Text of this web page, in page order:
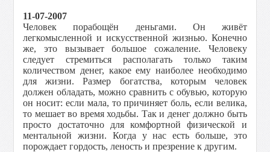
11-07-2007
Человек порабощён деньгами. Он живёт
легкомысленной и искусственной жизнью. Конечно
же, это вызывает большое сожаление. Человеку
следует стремиться располагать только таким
количеством денег, какое ему наиболее необходимо
для жизни. Размер богатства, которым человек
должен обладать, можно сравнить с обувью, которую
он носит: если мала, то причиняет боль, если велика,
то мешает во время ходьбы. Так и денег должно быть
просто достаточно для комфортной физической и
ментальной жизни. Когда у нас есть больше, это
порождает гордость, леность и презрение к другим.